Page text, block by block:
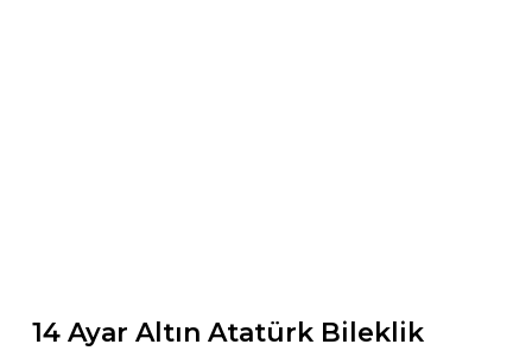
14 Ayar Altın Atatürk Bileklik